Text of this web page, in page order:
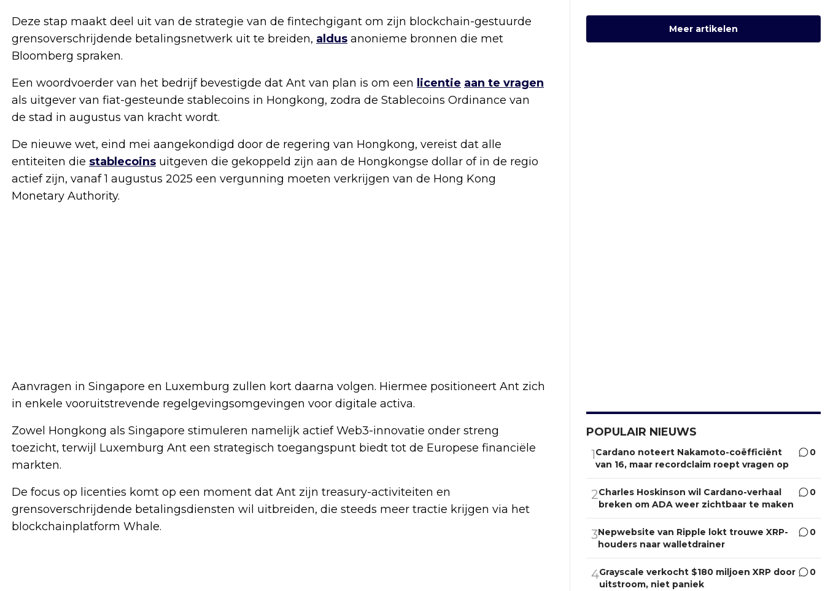
Deze stap maakt deel uit van de strategie van de fintechgigant om zijn blockchain-gestuurde
grensoverschrijdende betalingsnetwerk uit te breiden, aldus anonieme bronnen die met
Bloomberg spraken.
Een woordvoerder van het bedrijf bevestigde dat Ant van plan is om een licentie aan te vragen
als uitgever van fiat-gesteunde stablecoins in Hongkong, zodra de Stablecoins Ordinance van
de stad in augustus van kracht wordt.
De nieuwe wet, eind mei aangekondigd door de regering van Hongkong, vereist dat alle
entiteiten die stablecoins uitgeven die gekoppeld zijn aan de Hongkongse dollar of in de regio
actief zijn, vanaf 1 augustus 2025 een vergunning moeten verkrijgen van de Hong Kong
Monetary Authority.
Aanvragen in Singapore en Luxemburg zullen kort daarna volgen. Hiermee positioneert Ant zich
in enkele vooruitstrevende regelgevingsomgevingen voor digitale activa.
Zowel Hongkong als Singapore stimuleren namelijk actief Web3-innovatie onder streng
toezicht, terwijl Luxemburg Ant een strategisch toegangspunt biedt tot de Europese financiële
markten.
De focus op licenties komt op een moment dat Ant zijn treasury-activiteiten en
grensoverschrijdende betalingsdiensten wil uitbreiden, die steeds meer tractie krijgen via het
blockchainplatform Whale.
Meer artikelen
POPULAIR NIEUWS
1Cardano noteert Nakamoto-coëfficiënt
van 16, maar recordclaim roept vragen op
0
2Charles Hoskinson wil Cardano-verhaal
breken om ADA weer zichtbaar te maken
0
3Nepwebsite van Ripple lokt trouwe XRP-
houders naar walletdrainer
0
4Grayscale verkocht $180 miljoen XRP door
uitstroom, niet paniek
0